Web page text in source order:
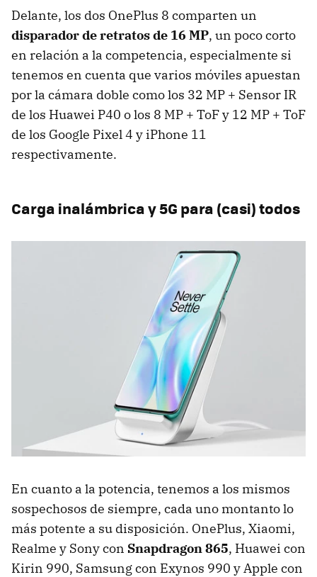
Delante, los dos OnePlus 8 comparten un
disparador de retratos de 16 MP, un poco corto
en relación a la competencia, especialmente si
tenemos en cuenta que varios móviles apuestan
por la cámara doble como los 32 MP + Sensor IR
de los Huawei P40 o los 8 MP + ToF y 12 MP + ToF
de los Google Pixel 4 y iPhone 11
respectivamente.
Carga inalámbrica y 5G para (casi) todos
En cuanto a la potencia, tenemos a los mismos
sospechosos de siempre, cada uno montanto lo
más potente a su disposición. OnePlus, Xiaomi,
Realme y Sony con Snapdragon 865, Huawei con
Kirin 990, Samsung con Exynos 990 y Apple con